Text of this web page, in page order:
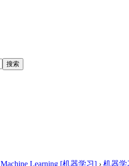
搜索
Machine Learning [机器学习] › 机器学